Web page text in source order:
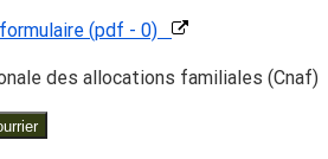
(pdf - 0)
des allocations familiales (Cnaf)